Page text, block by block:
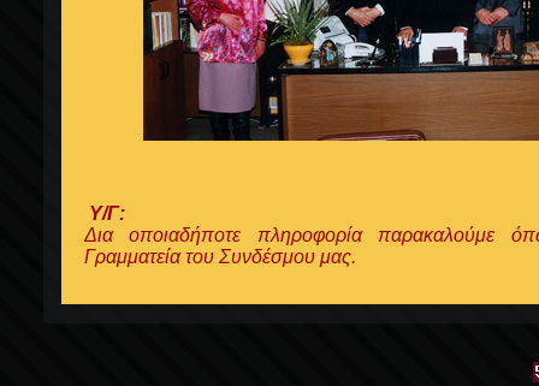
Υ/Γ:
Δια οποιαδήποτε πληροφορία παρακαλούμε
Γραμματεία του Συνδέσμου μας.